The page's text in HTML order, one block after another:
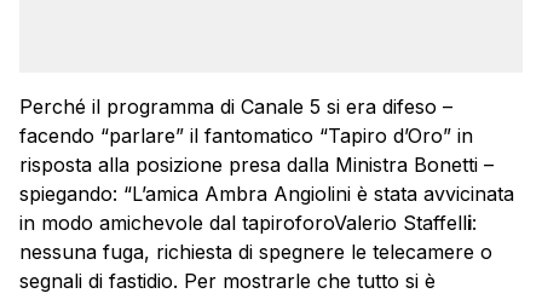
Perché il programma di Canale 5 si era difeso –
facendo “parlare” il fantomatico “Tapiro d’Oro” in
risposta alla posizione presa dalla Ministra Bonetti –
spiegando: “L’amica Ambra Angiolini è stata avvicinata
in modo amichevole dal tapiroforoValerio Staffelli:
nessuna fuga, richiesta di spegnere le telecamere o
segnali di fastidio. Per mostrarle che tutto si è